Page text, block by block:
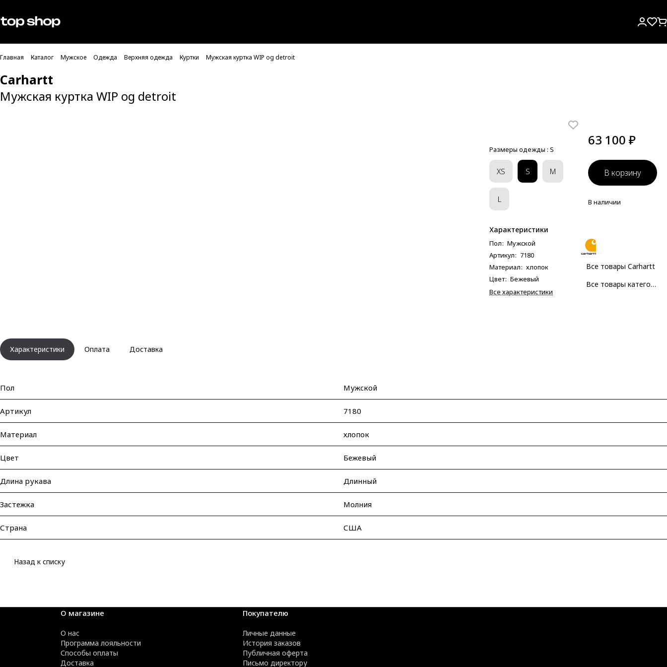
Проверка хлебных крошек
Главная Каталог Мужское Одежда Верхняя одежда Куртки Мужская куртка WIP og detroit
Carhartt
Мужская куртка WIP og detroit
Размеры одежды : S
XS S M
L
Характеристики
Пол: Мужcкой
Артикул: 7180
Материал: хлопок
Цвет: Бежевый
Все характеристики
63 100 ₽
В корзину
В наличии
Все товары Carhartt
Все товары категории
Характеристики Оплата Доставка
Пол Мужcкой
Артикул 7180
Материал хлопок
Цвет Бежевый
Длина рукава Длинный
Застежка Молния
Страна США
Назад к списку
О магазине
О нас
Программа лояльности
Способы оплаты
Доставка
Покупателю
Личные данные
История заказов
Публичная оферта
Письмо директору